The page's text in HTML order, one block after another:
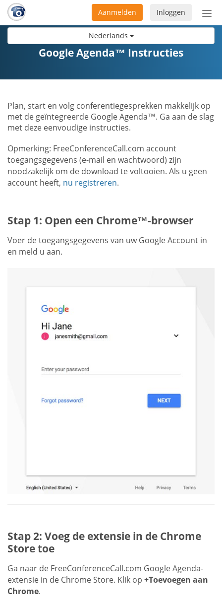
Nederlands
Inloggen
Aanmelden
Google Agenda™ Instructies
Plan, start en volg conferentiegesprekken makkelijk op
met de geïntegreerde Google Agenda™. Ga aan de slag
met deze eenvoudige instructies.
Opmerking: FreeConferenceCall.com account
toegangsgegevens (e-mail en wachtwoord) zijn
noodzakelijk om de download te voltooien. Als u geen
account heeft, nu registreren.
Stap 1: Open een Chrome™-browser
Voer de toegangsgegevens van uw Google Account in
en meld u aan.
Stap 2: Voeg de extensie in de Chrome
Store toe
Ga naar de FreeConferenceCall.com Google Agenda-
extensie in de Chrome Store. Klik op +Toevoegen aan
Chrome.